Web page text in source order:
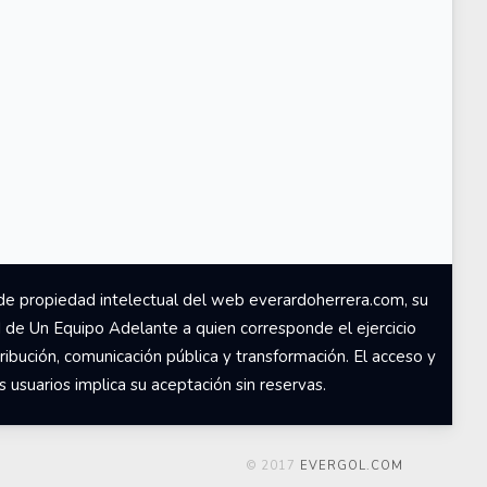
propiedad intelectual del web everardoherrera.com, su
Un Equipo Adelante a quien corresponde el ejercicio
comunicación pública y transformación. El acceso y
implica su aceptación sin reservas.
© 2017 EVERGOL.COM